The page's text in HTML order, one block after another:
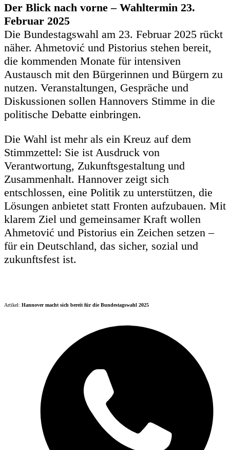
Der Blick nach vorne – Wahltermin 23.
Februar 2025
Die Bundestagswahl am 23. Februar 2025 rückt
näher. Ahmetović und Pistorius stehen bereit,
die kommenden Monate für intensiven
Austausch mit den Bürgerinnen und Bürgern zu
nutzen. Veranstaltungen, Gespräche und
Diskussionen sollen Hannovers Stimme in die
politische Debatte einbringen.
Die Wahl ist mehr als ein Kreuz auf dem
Stimmzettel: Sie ist Ausdruck von
Verantwortung, Zukunftsgestaltung und
Zusammenhalt. Hannover zeigt sich
entschlossen, eine Politik zu unterstützen, die
Lösungen anbietet statt Fronten aufzubauen. Mit
klarem Ziel und gemeinsamer Kraft wollen
Ahmetović und Pistorius ein Zeichen setzen –
für ein Deutschland, das sicher, sozial und
zukunftsfest ist.
Artikel: Hannover macht sich bereit für die Bundestagswahl 2025